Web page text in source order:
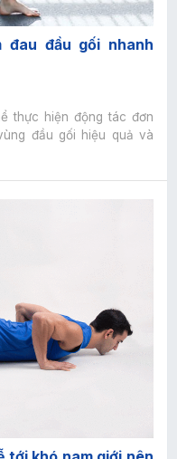
đau đầu gối nhanh
thực hiện động tác đơn
đầu gối hiệu quả và